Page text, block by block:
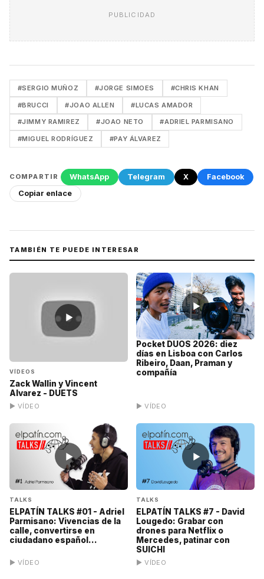
PUBLICIDAD
#SERGIO MUÑOZ #JORGE SIMOES #CHRIS KHAN
#BRUCCI #JOAO ALLEN #LUCAS AMADOR
#JIMMY RAMIREZ #JOAO NETO #ADRIEL PARMISANO
#MIGUEL RODRÍGUEZ #PAY ÁLVAREZ
COMPARTIR WhatsApp Telegram X
Facebook
Copiar enlace
TAMBIÉN TE PUEDE INTERESAR
▶
VÍDEOS
Zack Wallin y Vincent
Alvarez - DUETS
▶ VÍDEO
▶
Pocket DUOS 2026: diez
días en Lisboa con Carlos
Ribeiro, Daan, Praman y
compañía
▶ VÍDEO
▶
TALKS
ELPATÍN TALKS #01 - Adriel
Parmisano: Vivencias de la
calle, convertirse en
ciudadano español...
▶ VÍDEO
▶
TALKS
ELPATÍN TALKS #7 - David
Lougedo: Grabar con
drones para Netflix o
Mercedes, patinar con
SUICHI
▶ VÍDEO